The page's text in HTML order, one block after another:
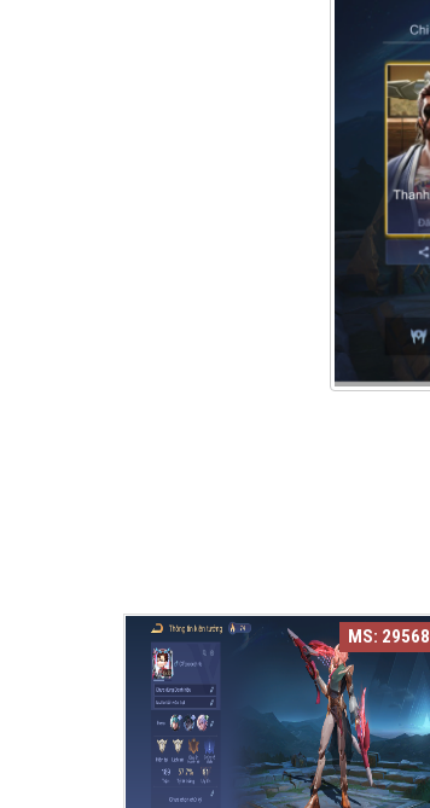
MS: 29568